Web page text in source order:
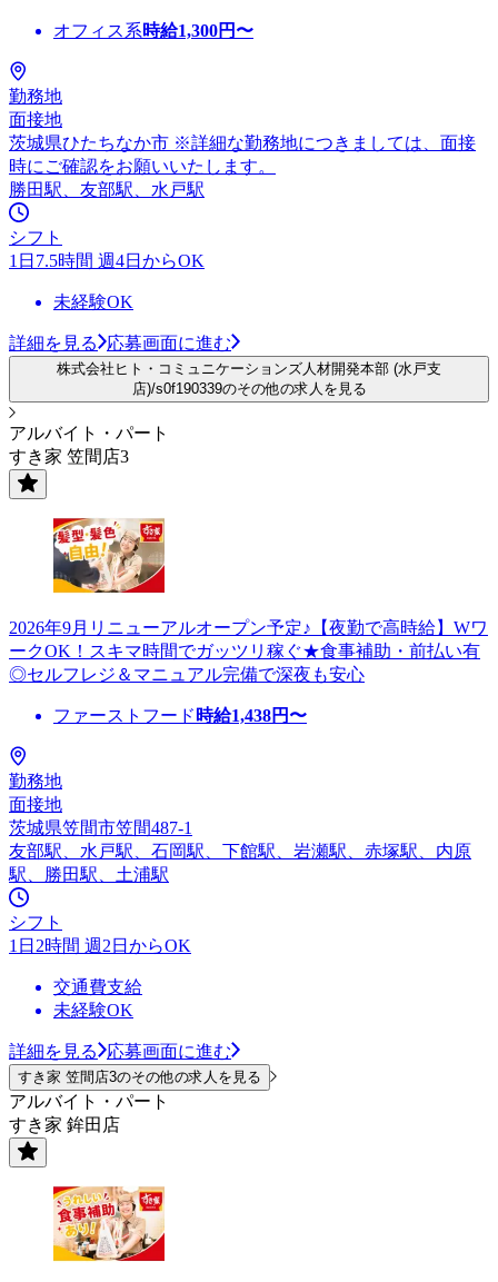
オフィス系時給1,300円〜
勤務地
面接地
茨城県ひたちなか市 ※詳細な勤務地につきましては、面接
時にご確認をお願いいたします。
勝田駅、友部駅、水戸駅
シフト
1日7.5時間 週4日からOK
未経験OK
詳細を見る 応募画面に進む
株式会社ヒト・コミュニケーションズ人材開発本部 (水戸支
店)/s0f190339のその他の求人を見る
アルバイト・パート
すき家 笠間店3
2026年9月リニューアルオープン予定♪【夜勤で高時給】Wワ
ークOK！スキマ時間でガッツリ稼ぐ★食事補助・前払い有
◎セルフレジ＆マニュアル完備で深夜も安心
ファーストフード 時給1,438円〜
勤務地
面接地
茨城県笠間市笠間487-1
友部駅、水戸駅、石岡駅、下館駅、岩瀬駅、赤塚駅、内原
駅、勝田駅、土浦駅
シフト
1日2時間 週2日からOK
交通費支給
未経験OK
詳細を見る 応募画面に進む
すき家 笠間店3のその他の求人を見る
アルバイト・パート
すき家 鉾田店